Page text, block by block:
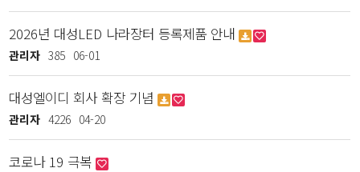
2026년 대성LED 나라장터 등록제품 안내
관리자 385 06-01
대성엘이디 회사 확장 기념
관리자 4226 04-20
코로나 19 극복